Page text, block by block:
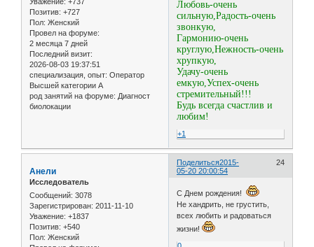
Позитив: +727
Пол: Женский
Провел на форуме:
2 месяца 7 дней
Последний визит:
2026-08-03 19:37:51
специализация, опыт: Оператор
Высшей категории А
род занятий на форуме: Диагност
биолокации
Любовь-очень
сильную,Радость-очень
звонкую,
Гармонию-очень
круглую,Нежность-очень
хрупкую,
Удачу-очень
емкую,Успех-очень
стремительный!!!
Будь всегда счастлив и
любим!
+1
Поделиться 24
2015-
05-20 20:00:54
Анели
Исследователь
Сообщений: 3078
Зарегистрирован: 2011-11-10
Уважение: +1837
Позитив: +540
Пол: Женский
С Днем рождения!
Не хандрить, не грустить,
всех любить и радоваться
жизни!